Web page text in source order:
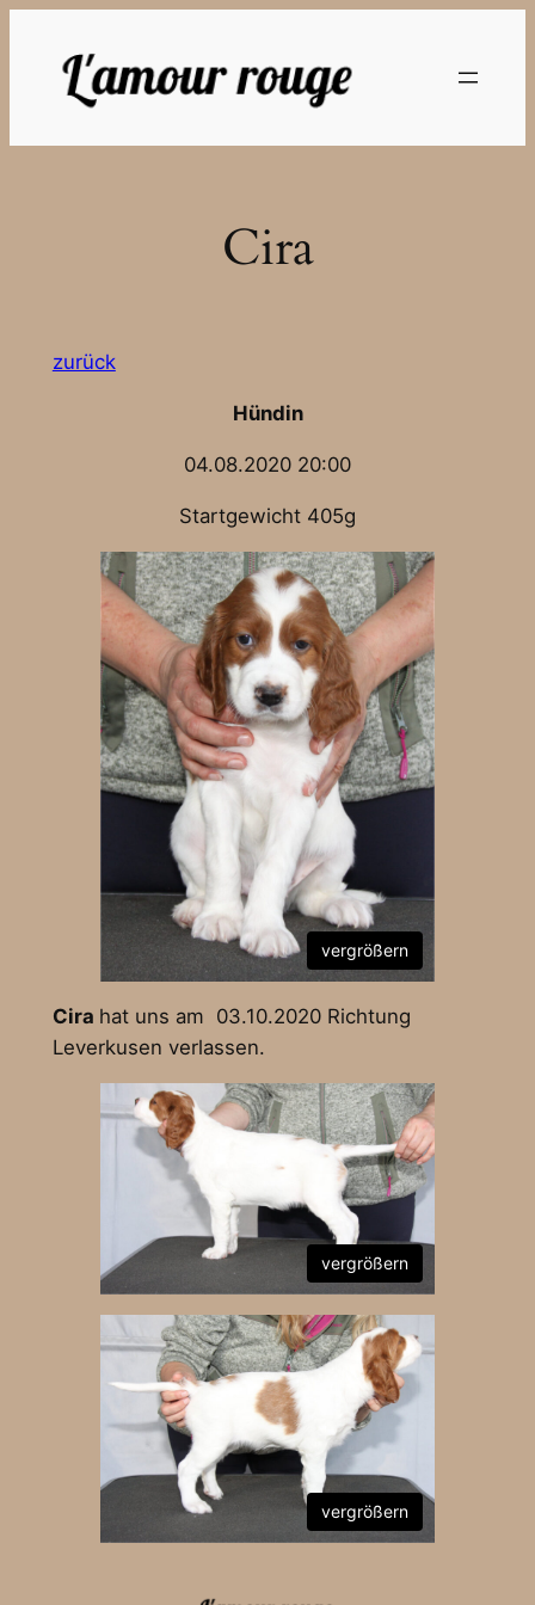
springen
Cira
zurück
Hündin
04.08.2020 20:00
Startgewicht 405g
vergrößern
Cira hat uns am 03.10.2020 Richtung
Leverkusen verlassen.
vergrößern
vergrößern